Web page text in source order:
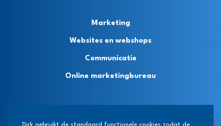
Marketing
Websites en webshops
Communicatie
Online marketingbureau